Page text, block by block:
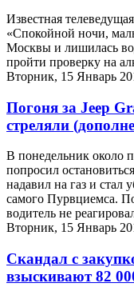
Известная
«Спокойной ночи,
Москвы и лишилась
пройти проверку на
Вторник, 15 Январь
Погоня за Jeep
стреляли
В понедельник около
попросил
надавил на газ и стал
самого Пурвциемса.
водитель не
Вторник, 15 Январь
Скандал с
взыскивают 82